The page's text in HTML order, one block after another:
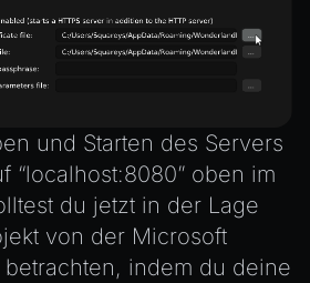
und Starten des Servers
“localhost:8080” oben im
du jetzt in der Lage
von der Microsoft
indem du deine